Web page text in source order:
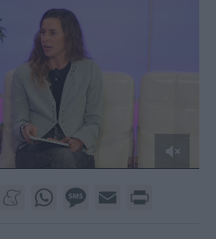
LinkedInMeneameWhatsAppMessage
Email